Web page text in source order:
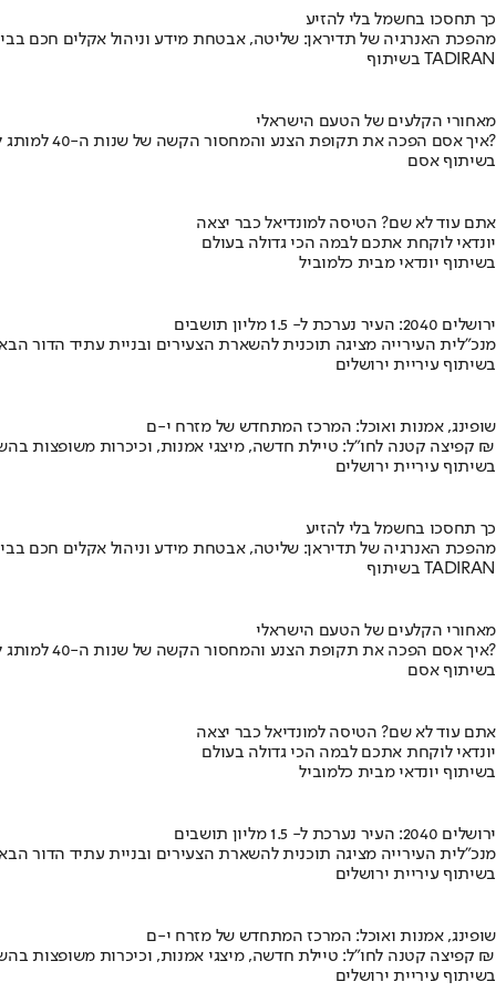
כך תחסכו בחשמל בלי להזיע
מהפכת האנרגיה של תדיראן: שליטה, אבטחת מידע וניהול אקלים חכם
בשיתוף TADIRAN
מאחורי הקלעים של הטעם הישראלי
איך אסם הפכה את תקופת הצנע והמחסור הקשה של שנות ה-40 למותג לאומי?
בשיתוף אסם
אתם עוד לא שם? הטיסה למונדיאל כבר יצאה
יונדאי לוקחת אתכם לבמה הכי גדולה בעולם
בשיתוף יונדאי מבית כלמוביל
ירושלים 2040: העיר נערכת ל- 1.5 מליון תושבים
מנכ"לית העירייה מציגה תוכנית להשארת הצעירים ובניית עתיד הדור
בשיתוף עיריית ירושלים
שופינג, אמנות ואוכל: המרכז המתחדש של מזרח י-ם
קפיצה קטנה לחו"ל: טיילת חדשה, מיצגי אמנות, וכיכרות משופצות בהשקעה של 100 מיליון ₪
בשיתוף עיריית ירושלים
כך תחסכו בחשמל בלי להזיע
מהפכת האנרגיה של תדיראן: שליטה, אבטחת מידע וניהול אקלים חכם
בשיתוף TADIRAN
מאחורי הקלעים של הטעם הישראלי
איך אסם הפכה את תקופת הצנע והמחסור הקשה של שנות ה-40 למותג לאומי?
בשיתוף אסם
אתם עוד לא שם? הטיסה למונדיאל כבר יצאה
יונדאי לוקחת אתכם לבמה הכי גדולה בעולם
בשיתוף יונדאי מבית כלמוביל
ירושלים 2040: העיר נערכת ל- 1.5 מליון תושבים
מנכ"לית העירייה מציגה תוכנית להשארת הצעירים ובניית עתיד הדור
בשיתוף עיריית ירושלים
שופינג, אמנות ואוכל: המרכז המתחדש של מזרח י-ם
קפיצה קטנה לחו"ל: טיילת חדשה, מיצגי אמנות, וכיכרות משופצות בהשקעה של 100 מיליון ₪
בשיתוף עיריית ירושלים